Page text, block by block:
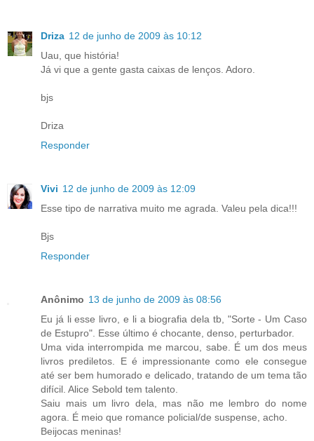
Driza 12 de junho de 2009 às 10:12
Uau, que história!
Já vi que a gente gasta caixas de lenços. Adoro.
bjs
Driza
Responder
Vivi 12 de junho de 2009 às 12:09
Esse tipo de narrativa muito me agrada. Valeu pela dica!!!
Bjs
Responder
Anônimo 13 de junho de 2009 às 08:56
Eu já li esse livro, e li a biografia dela tb, "Sorte - Um Caso
de Estupro". Esse último é chocante, denso, perturbador.
Uma vida interrompida me marcou, sabe. É um dos meus
livros prediletos. E é impressionante como ele consegue
até ser bem humorado e delicado, tratando de um tema tão
difícil. Alice Sebold tem talento.
Saiu mais um livro dela, mas não me lembro do nome
agora. É meio que romance policial/de suspense, acho.
Beijocas meninas!